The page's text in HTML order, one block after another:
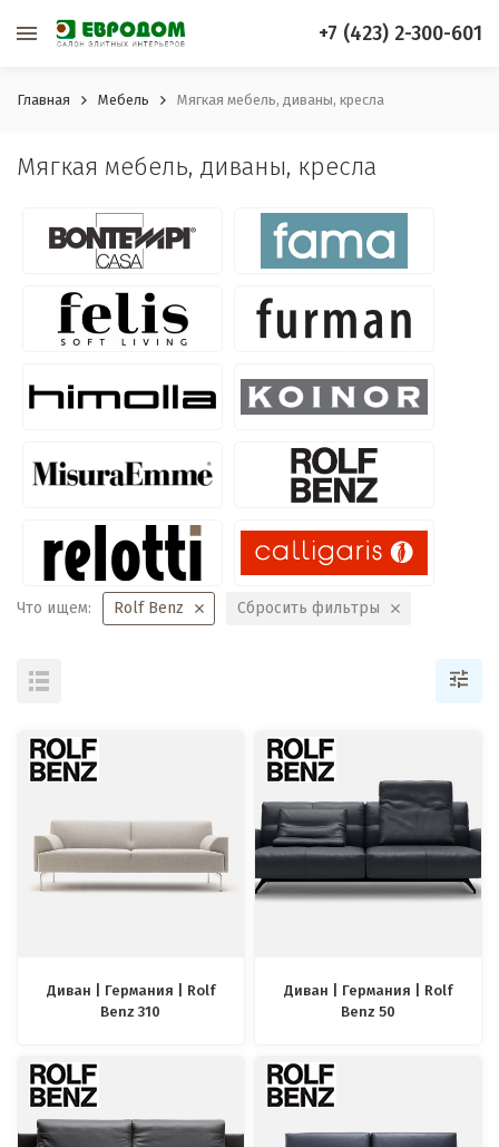
+7 (423) 2-300-601
Главная Мебель Мягкая мебель, диваны, кресла
Мягкая мебель, диваны, кресла
Что ищем: Rolf Benz Сбросить фильтры
Диван | Германия | Rolf
Benz 310
Диван | Германия | Rolf
Benz 50